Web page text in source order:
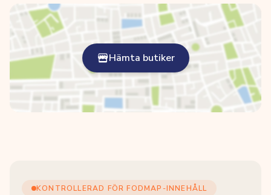
Hämta butiker
KONTROLLERAD FÖR FODMAP-INNEHÅLL